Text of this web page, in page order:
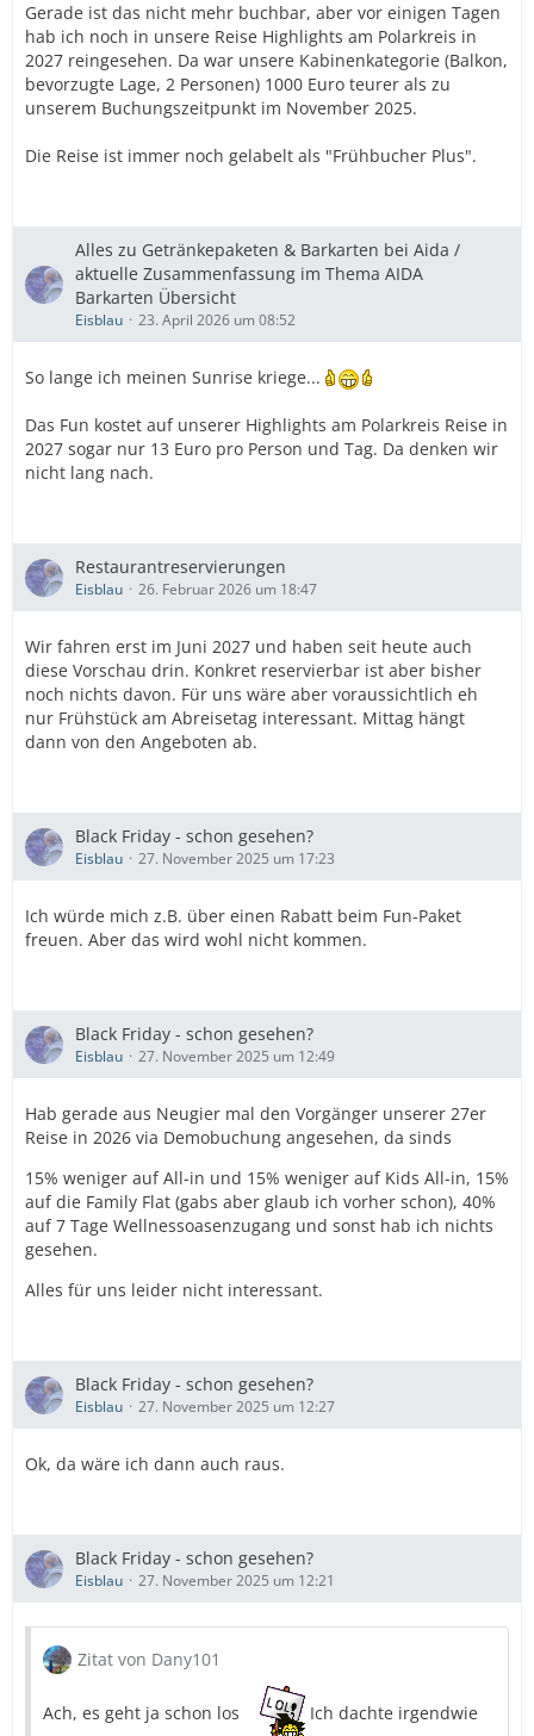
Gerade ist das nicht mehr buchbar, aber vor einigen Tagen
hab ich noch in unsere Reise Highlights am Polarkreis in
2027 reingesehen. Da war unsere Kabinenkategorie (Balkon,
bevorzugte Lage, 2 Personen) 1000 Euro teurer als zu
unserem Buchungszeitpunkt im November 2025.
Die Reise ist immer noch gelabelt als "Frühbucher Plus".
Alles zu Getränkepaketen & Barkarten bei Aida /
aktuelle Zusammenfassung im Thema AIDA
Barkarten Übersicht
Eisblau 23. April 2026 um 08:52
So lange ich meinen Sunrise kriege...
Das Fun kostet auf unserer Highlights am Polarkreis Reise in
2027 sogar nur 13 Euro pro Person und Tag. Da denken wir
nicht lang nach.
Restaurantreservierungen
Eisblau 26. Februar 2026 um 18:47
Wir fahren erst im Juni 2027 und haben seit heute auch
diese Vorschau drin. Konkret reservierbar ist aber bisher
noch nichts davon. Für uns wäre aber voraussichtlich eh
nur Frühstück am Abreisetag interessant. Mittag hängt
dann von den Angeboten ab.
Black Friday - schon gesehen?
Eisblau 27. November 2025 um 17:23
Ich würde mich z.B. über einen Rabatt beim Fun-Paket
freuen. Aber das wird wohl nicht kommen.
Black Friday - schon gesehen?
Eisblau 27. November 2025 um 12:49
Hab gerade aus Neugier mal den Vorgänger unserer 27er
Reise in 2026 via Demobuchung angesehen, da sinds
15% weniger auf All-in und 15% weniger auf Kids All-in, 15%
auf die Family Flat (gabs aber glaub ich vorher schon), 40%
auf 7 Tage Wellnessoasenzugang und sonst hab ich nichts
gesehen.
Alles für uns leider nicht interessant.
Black Friday - schon gesehen?
Eisblau 27. November 2025 um 12:27
Ok, da wäre ich dann auch raus.
Black Friday - schon gesehen?
Eisblau 27. November 2025 um 12:21
Zitat von Dany101
Ach, es geht ja schon los Ich dachte irgendwie